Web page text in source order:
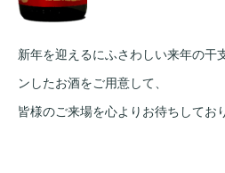
新年を迎えるにふさわしい来年の干
ンしたお酒をご用意して、
皆様のご来場を心よりお待ちしてお